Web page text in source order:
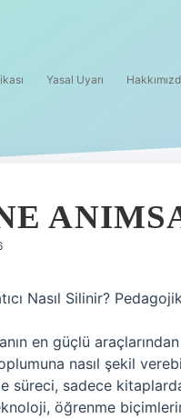
Yasal Uyarı
Nasıl Silinir?
en güçlü
nasıl şekil
süreci, sadece
öğrenme